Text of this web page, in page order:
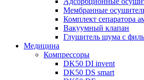
Мембранные
Комплект сепаратора
Вакуумный клапан
Глушитель шума с
Медицина
Компрессоры
DK50 DI invent
DK50 DS smart